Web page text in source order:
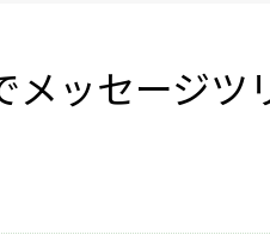
メッセージツ